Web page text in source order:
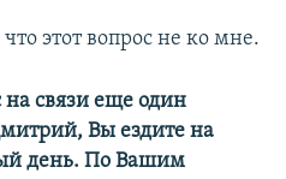
этот вопрос не ко мне.
на связи еще один
Вы ездите на
день. По Вашим